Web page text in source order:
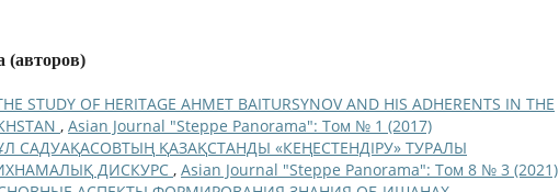
(авторов)
STUDY OF HERITAGE AHMET BAITURSYNOV AND HIS ADHERENTS IN THE
, Asian Journal "Steppe Panorama": Том № 1 (2017)
САДУАҚАСОВТЫҢ ҚАЗАҚСТАНДЫ «КЕҢЕСТЕНДІРУ» ТУРАЛЫ
ДИСКУРС , Asian Journal "Steppe Panorama": Том 8 № 3 (2021)